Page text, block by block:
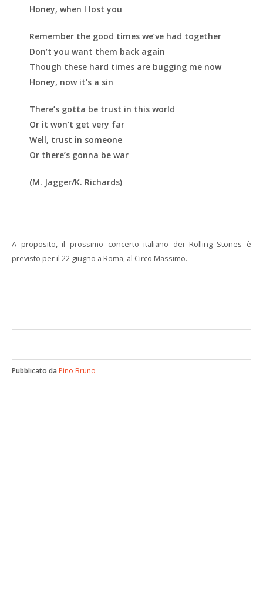
Honey, when I lost you
Remember the good times we’ve had together
Don’t you want them back again
Though these hard times are bugging me now
Honey, now it’s a sin
There’s gotta be trust in this world
Or it won’t get very far
Well, trust in someone
Or there’s gonna be war
(M. Jagger/K. Richards)
A proposito, il prossimo concerto italiano dei Rolling Stones è
previsto per il 22 giugno a Roma, al Circo Massimo.
Pubblicato da Pino Bruno